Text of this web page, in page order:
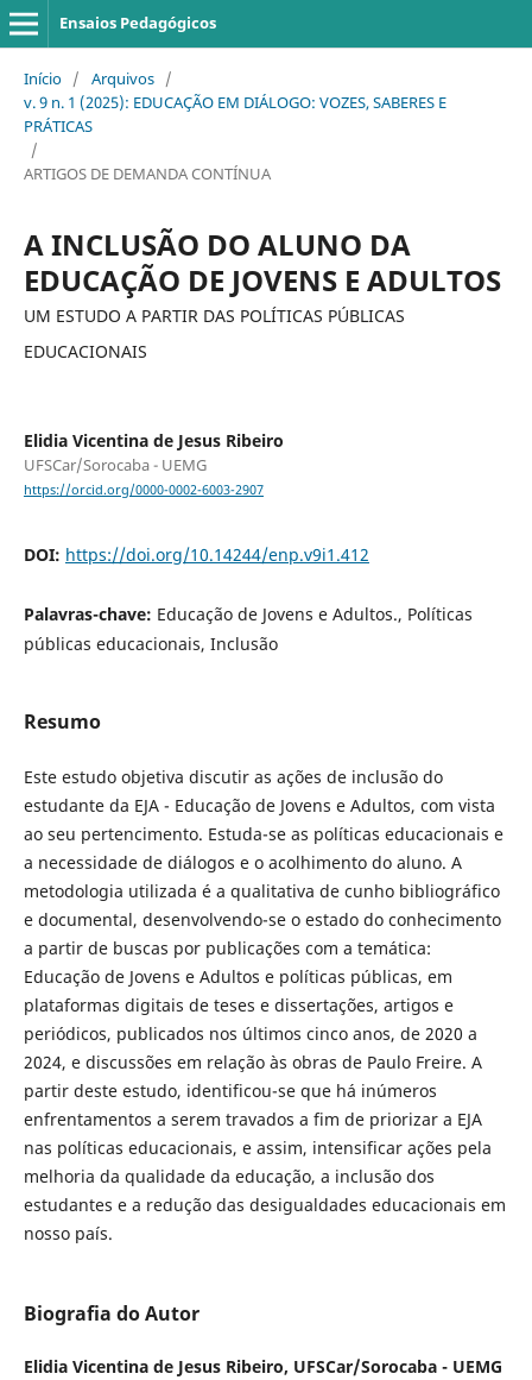
Ensaios Pedagógicos
Início / Arquivos /
v. 9 n. 1 (2025): EDUCAÇÃO EM DIÁLOGO: VOZES, SABERES E
PRÁTICAS
/
ARTIGOS DE DEMANDA CONTÍNUA
A INCLUSÃO DO ALUNO DA
EDUCAÇÃO DE JOVENS E ADULTOS
UM ESTUDO A PARTIR DAS POLÍTICAS PÚBLICAS
EDUCACIONAIS
Elidia Vicentina de Jesus Ribeiro
UFSCar/Sorocaba - UEMG
https://orcid.org/0000-0002-6003-2907
DOI: https://doi.org/10.14244/enp.v9i1.412
Palavras-chave: Educação de Jovens e Adultos., Políticas
públicas educacionais, Inclusão
Resumo
Este estudo objetiva discutir as ações de inclusão do
estudante da EJA - Educação de Jovens e Adultos, com vista
ao seu pertencimento. Estuda-se as políticas educacionais e
a necessidade de diálogos e o acolhimento do aluno. A
metodologia utilizada é a qualitativa de cunho bibliográfico
e documental, desenvolvendo-se o estado do conhecimento
a partir de buscas por publicações com a temática:
Educação de Jovens e Adultos e políticas públicas, em
plataformas digitais de teses e dissertações, artigos e
periódicos, publicados nos últimos cinco anos, de 2020 a
2024, e discussões em relação às obras de Paulo Freire. A
partir deste estudo, identificou-se que há inúmeros
enfrentamentos a serem travados a fim de priorizar a EJA
nas políticas educacionais, e assim, intensificar ações pela
melhoria da qualidade da educação, a inclusão dos
estudantes e a redução das desigualdades educacionais em
nosso país.
Biografia do Autor
Elidia Vicentina de Jesus Ribeiro, UFSCar/Sorocaba - UEMG